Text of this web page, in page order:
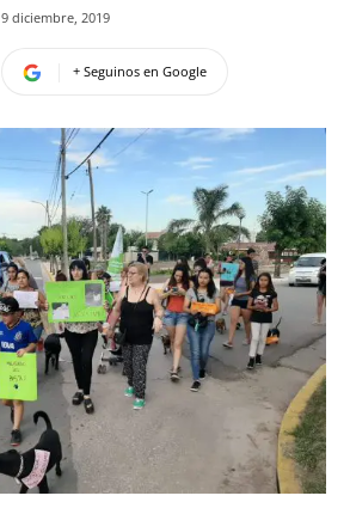
9 diciembre, 2019
+ Seguinos en Google